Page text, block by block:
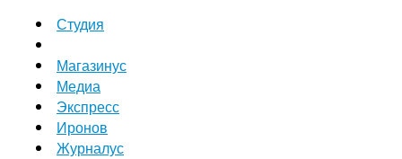
Студия
Магазинус
Медиа
Экспресс
Иронов
Журналус